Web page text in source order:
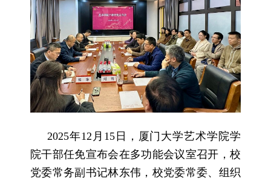
2025年12月15日，厦门大学艺术学院学
院干部任免宣布会在多功能会议室召开，校
党委常务副书记林东伟，校党委常委、组织